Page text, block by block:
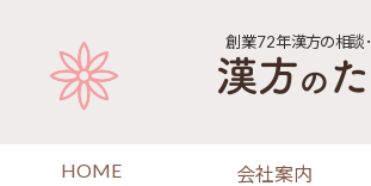
創業72年漢方の相談
HOME 会社案内